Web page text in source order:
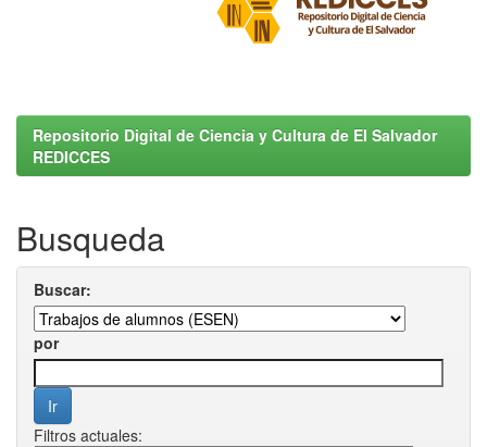
Repositorio Digital de Ciencia y Cultura de El Salvador
REDICCES
Busqueda
Buscar:
por
Filtros actuales: